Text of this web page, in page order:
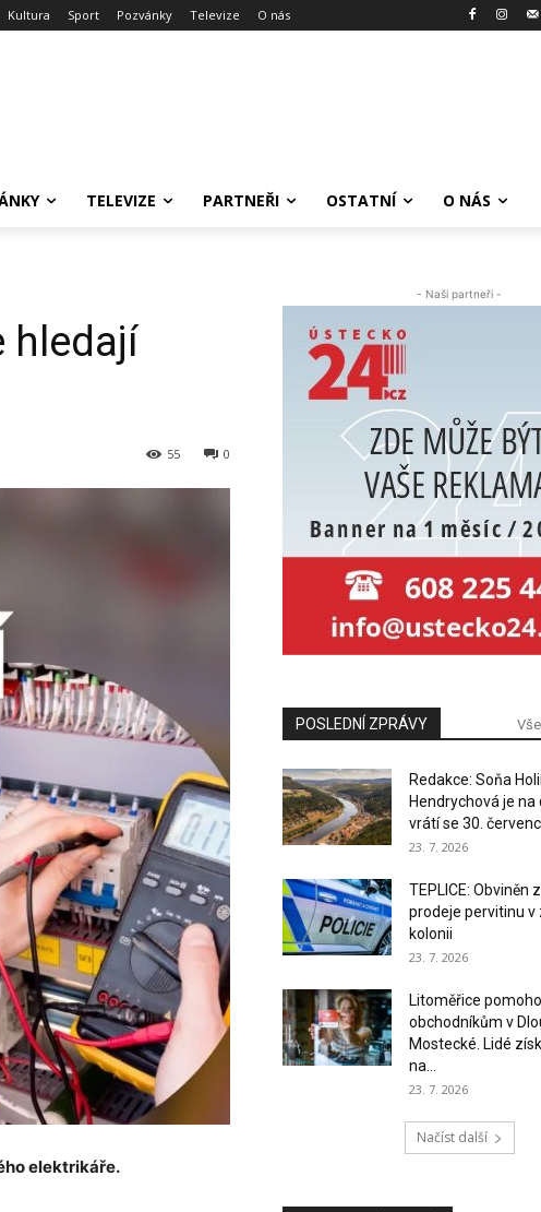
Kultura Sport Pozvánky Televize O nás
TELEVIZE PARTNEŘI OSTATNÍ O NÁS
hledají
0
55
elektrikáře.
- Naši partneři -
POSLEDNÍ ZPRÁVY Vše
Redakce: Soňa
Hendrychová je na
vrátí se 30.
23. 7. 2026
TEPLICE: Obviněn
prodeje pervitinu v
kolonii
23. 7. 2026
Litoměřice
obchodníkům v
Mostecké. Lidé
na...
23. 7. 2026
Načíst další